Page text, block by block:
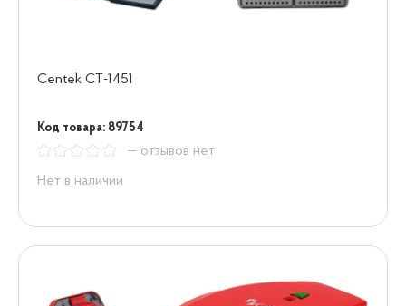
Centek CT-1451
Код товара: 89754
— отзывов нет
Нет в наличии